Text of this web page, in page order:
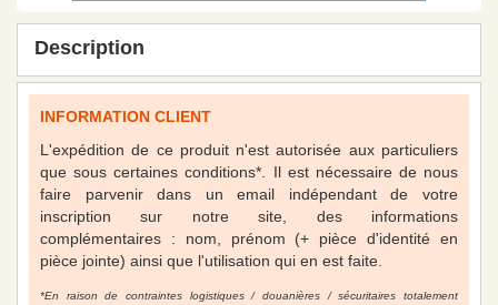
Description
INFORMATION CLIENT
L'expédition de ce produit n'est autorisée aux particuliers
que sous certaines conditions*. Il est nécessaire de nous
faire parvenir dans un email indépendant de votre
inscription sur notre site, des informations
complémentaires : nom, prénom (+ pièce d'identité en
pièce jointe) ainsi que l'utilisation qui en est faite.
*En raison de contraintes logistiques / douanières / sécuritaires totalement